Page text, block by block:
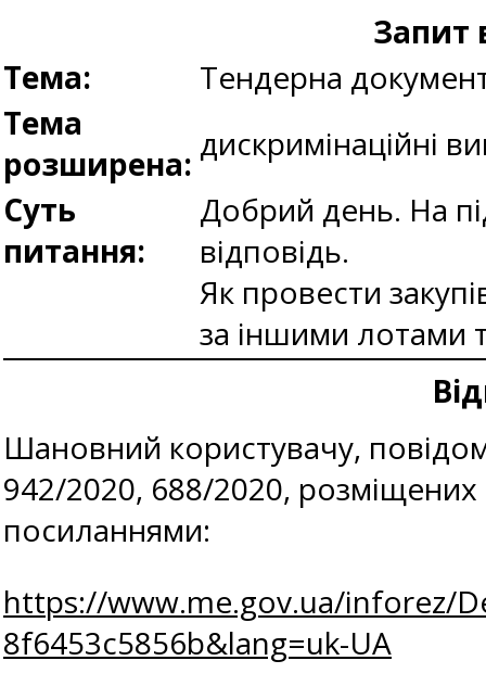
Запит
Тема:
Тендерна
Тема
розширена: дискримінаційні
Суть
питання:
Добрий день. На
відповідь.
Як провести
за іншими лотами
Шановний користувачу,
942/2020, 688/2020,
посиланнями:
https://www.me.gov.ua/inforez/
8f6453c5856b&lang=uk-UA